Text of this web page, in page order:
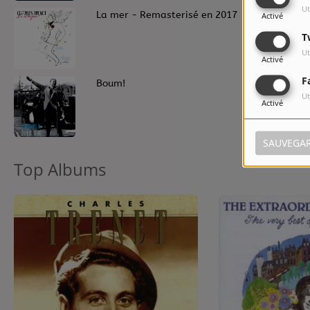
Activé
Activé
Activé
7 La mer - Remasterisé en 2017
9 Boum!
Top Albums